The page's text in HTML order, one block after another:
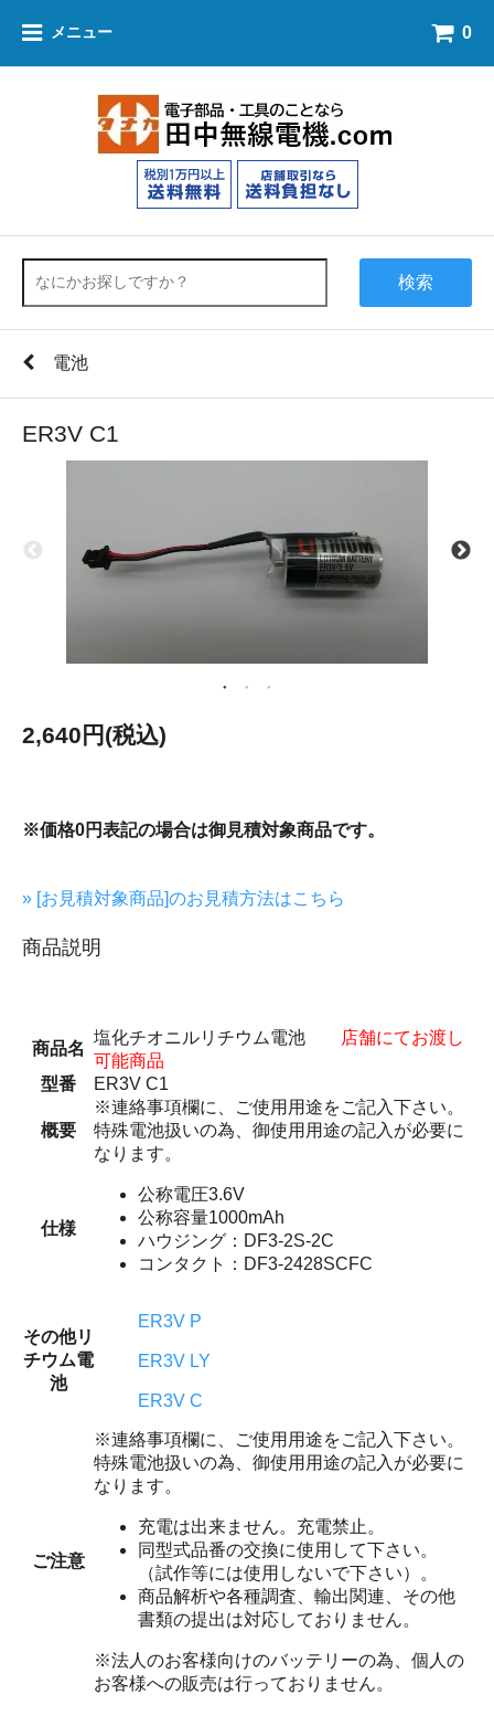
メニュー 0
検索
電池
ER3V C1
2,640円(税込)
※価格0円表記の場合は御見積対象商品です。
» [お見積対象商品]のお見積方法はこちら
商品説明
商品名
塩化チオニルリチウム電池
店舗にてお渡し
可能商品
型番
ER3V C1
概要
※連絡事項欄に、ご使用用途をご記入下さい。
特殊電池扱いの為、御使用用途の記入が必要に
なります。
仕様
公称電圧3.6V
公称容量1000mAh
ハウジング：DF3-2S-2C
コンタクト：DF3-2428SCFC
その他リ
チウム電
池
ER3V P
ER3V LY
ER3V C
ご注意
※連絡事項欄に、ご使用用途をご記入下さい。
特殊電池扱いの為、御使用用途の記入が必要に
なります。
充電は出来ません。充電禁止。
同型式品番の交換に使用して下さい。
（試作等には使用しないで下さい）。
商品解析や各種調査、輸出関連、その他
書類の提出は対応しておりません。
※法人のお客様向けのバッテリーの為、個人の
お客様への販売は行っておりません。